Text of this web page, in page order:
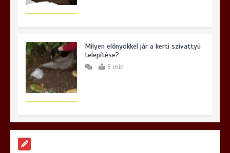
Milyen előnyökkel jár a kerti szivattyú
telepítése?
6 min